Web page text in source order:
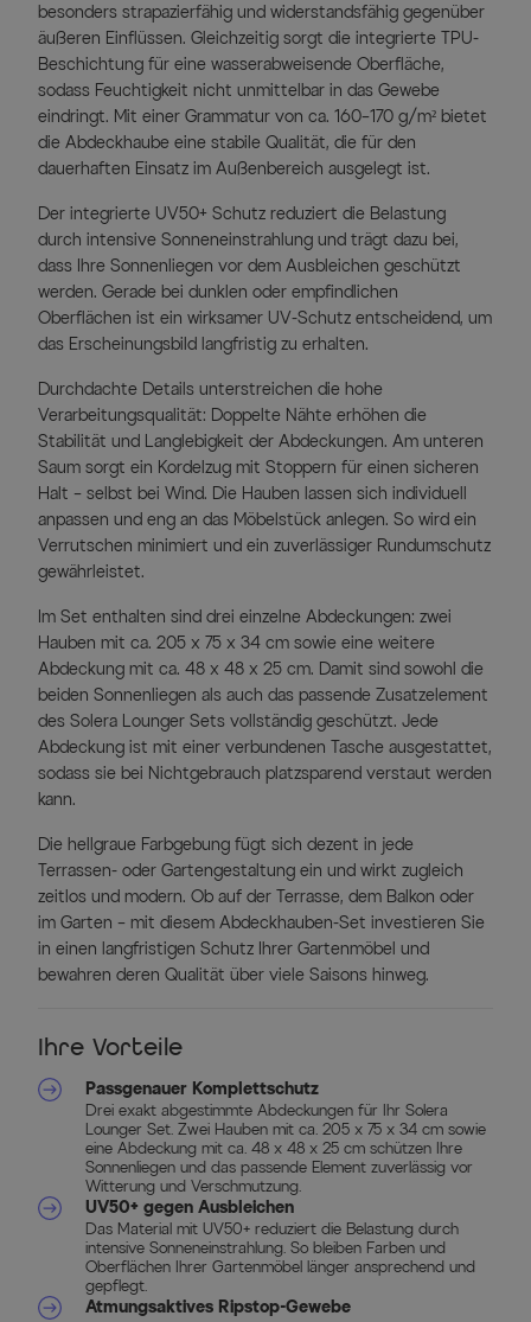
besonders strapazierfähig und widerstandsfähig gegenüber
äußeren Einflüssen. Gleichzeitig sorgt die integrierte TPU-
Beschichtung für eine wasserabweisende Oberfläche,
sodass Feuchtigkeit nicht unmittelbar in das Gewebe
eindringt. Mit einer Grammatur von ca. 160–170 g/m² bietet
die Abdeckhaube eine stabile Qualität, die für den
dauerhaften Einsatz im Außenbereich ausgelegt ist.
Der integrierte UV50+ Schutz reduziert die Belastung
durch intensive Sonneneinstrahlung und trägt dazu bei,
dass Ihre Sonnenliegen vor dem Ausbleichen geschützt
werden. Gerade bei dunklen oder empfindlichen
Oberflächen ist ein wirksamer UV-Schutz entscheidend, um
das Erscheinungsbild langfristig zu erhalten.
Durchdachte Details unterstreichen die hohe
Verarbeitungsqualität: Doppelte Nähte erhöhen die
Stabilität und Langlebigkeit der Abdeckungen. Am unteren
Saum sorgt ein Kordelzug mit Stoppern für einen sicheren
Halt – selbst bei Wind. Die Hauben lassen sich individuell
anpassen und eng an das Möbelstück anlegen. So wird ein
Verrutschen minimiert und ein zuverlässiger Rundumschutz
gewährleistet.
Im Set enthalten sind drei einzelne Abdeckungen: zwei
Hauben mit ca. 205 x 75 x 34 cm sowie eine weitere
Abdeckung mit ca. 48 x 48 x 25 cm. Damit sind sowohl die
beiden Sonnenliegen als auch das passende Zusatzelement
des Solera Lounger Sets vollständig geschützt. Jede
Abdeckung ist mit einer verbundenen Tasche ausgestattet,
sodass sie bei Nichtgebrauch platzsparend verstaut werden
kann.
Die hellgraue Farbgebung fügt sich dezent in jede
Terrassen- oder Gartengestaltung ein und wirkt zugleich
zeitlos und modern. Ob auf der Terrasse, dem Balkon oder
im Garten – mit diesem Abdeckhauben-Set investieren Sie
in einen langfristigen Schutz Ihrer Gartenmöbel und
bewahren deren Qualität über viele Saisons hinweg.
Ihre Vorteile
Passgenauer Komplettschutz
Drei exakt abgestimmte Abdeckungen für Ihr Solera
Lounger Set. Zwei Hauben mit ca. 205 x 75 x 34 cm sowie
eine Abdeckung mit ca. 48 x 48 x 25 cm schützen Ihre
Sonnenliegen und das passende Element zuverlässig vor
Witterung und Verschmutzung.
UV50+ gegen Ausbleichen
Das Material mit UV50+ reduziert die Belastung durch
intensive Sonneneinstrahlung. So bleiben Farben und
Oberflächen Ihrer Gartenmöbel länger ansprechend und
gepflegt.
Atmungsaktives Ripstop-Gewebe